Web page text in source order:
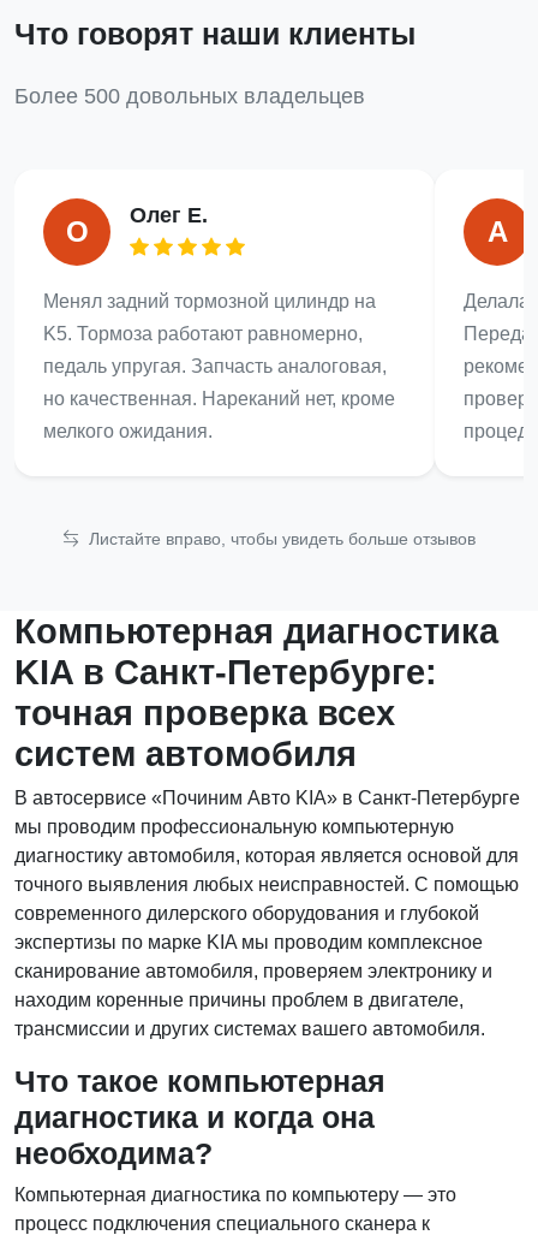
Что говорят наши клиенты
Более 500 довольных владельцев
О
Олег Е.
Менял задний тормозной цилиндр на
K5. Тормоза работают равномерно,
педаль упругая. Запчасть аналоговая,
но качественная. Нареканий нет, кроме
мелкого ожидания.
А
Делала
Листайте вправо, чтобы увидеть больше отзывов
Компьютерная диагностика
KIA в Санкт-Петербурге:
точная проверка всех
систем автомобиля
В автосервисе «Починим Авто KIA» в Санкт-Петербурге
мы проводим профессиональную компьютерную
диагностику автомобиля, которая является основой для
точного выявления любых неисправностей. С помощью
современного дилерского оборудования и глубокой
экспертизы по марке KIA мы проводим комплексное
сканирование автомобиля, проверяем электронику и
находим коренные причины проблем в двигателе,
трансмиссии и других системах вашего автомобиля.
Что такое компьютерная
диагностика и когда она
необходима?
Компьютерная диагностика по компьютеру — это
процесс подключения специального сканера к